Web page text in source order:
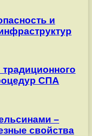
и
СПА
–
свойства